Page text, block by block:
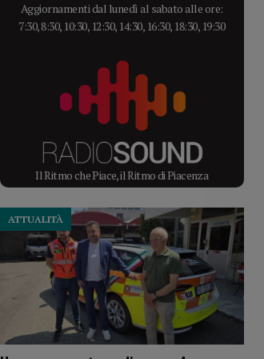
Aggiornamenti dal lunedì al sabato alle ore:
7:30, 8:30, 10:30, 12:30, 14:30, 16:30, 18:30, 19:30
Il Ritmo che Piace, il Ritmo di Piacenza
ATTUALITÀ